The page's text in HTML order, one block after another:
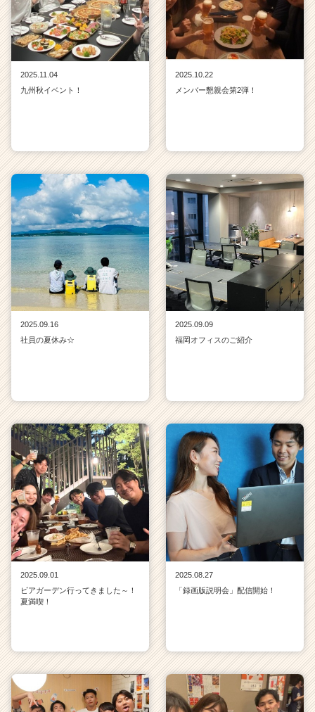
2025.11.04
九州秋イベント！
2025.10.22
メンバー懇親会第2弾！
2025.09.16
社員の夏休み☆
2025.09.09
福岡オフィスのご紹介
2025.09.01
ビアガーデン行ってきました～！
夏満喫！
2025.08.27
「録画版説明会」配信開始！